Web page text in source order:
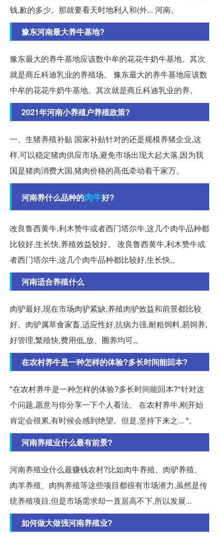
钱,歉的多少。那就要看天时地利人和(外... 河南。
豫东河南最大养牛基地?
豫东最大的养牛基地应该数中牟的花花牛奶牛基地。其次
就是商丘科迪乳业的养殖场。 豫东最大的养牛基地应该数
中牟的花花牛奶牛基地。其次就是商丘科迪乳业的养。
2021年河南小养殖户养殖政策?
一、生猪养殖补贴 国家补贴针对的还是规模养猪企业,这
样,可以稳定猪肉供应市场,避免市场出现大起大落,因为我
国是猪肉消费大国,猪肉价格的高低牵动着千家万。
河南养什么品种的肉牛好?
改良鲁西黄牛,利木赞牛或者西门塔尔牛,这几个肉牛品种都
比较好,生长快,养殖效益较好。 改良鲁西黄牛,利木赞牛或
者西门塔尔牛,这几个肉牛品种都比较好,生长快,。
河南适合养殖什么
肉驴最好,现在市场肉驴紧缺,养殖肉驴效益和前景都比较
好。肉驴属草食家畜,适应性好,抗病力强,耐粗饲料,易饲养,
好管理,繁殖快,费用低,放、圈养均可,。
在农村养牛是一种怎样的体验?多长时间能回本?
"在农村养牛是一种怎样的体验?多长时间能回本?"针对这
个问题,愿意与你分享一下个人看法。 在农村养牛,刚开始
肯定会很累,有时候会感到绝望。但是,坚持下来之... "。
河南养殖业什么最有前景?
河南养殖业什么最赚钱农村?比如肉牛养殖、肉驴养殖、
肉羊养殖、肉狗养殖等这些项目都很有市场潜力,虽然是传
统养殖项目,但是市场需求却一直居高不下,所以发展...
如何做大做强河南养殖业?